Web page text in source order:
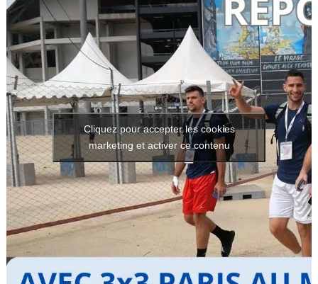
Cliquez pour accepter les cookies
marketing et activer ce contenu